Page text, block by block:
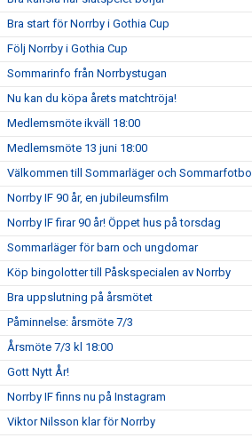
Bra start för Norrby i Gothia Cup
Följ Norrby i Gothia Cup
Sommarinfo från Norrbystugan
Nu kan du köpa årets matchtröja!
Medlemsmöte ikväll 18:00
Medlemsmöte 13 juni 18:00
Välkommen till Sommarläger och Sommarfotboll
Norrby IF 90 år, en jubileumsfilm
Norrby IF firar 90 år! Öppet hus på torsdag
Sommarläger för barn och ungdomar
Köp bingolotter till Påskspecialen av Norrby
Bra uppslutning på årsmötet
Påminnelse: årsmöte 7/3
Årsmöte 7/3 kl 18:00
Gott Nytt År!
Norrby IF finns nu på Instagram
Viktor Nilsson klar för Norrby